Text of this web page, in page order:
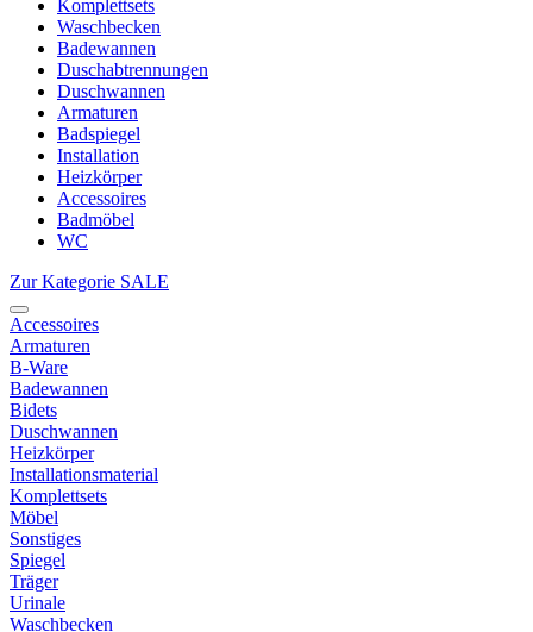
Komplettsets
Waschbecken
Badewannen
Duschabtrennungen
Duschwannen
Armaturen
Badspiegel
Installation
Heizkörper
Accessoires
Badmöbel
WC
Zur Kategorie SALE
Accessoires
Armaturen
B-Ware
Badewannen
Bidets
Duschwannen
Heizkörper
Installationsmaterial
Komplettsets
Möbel
Sonstiges
Spiegel
Träger
Urinale
Waschbecken